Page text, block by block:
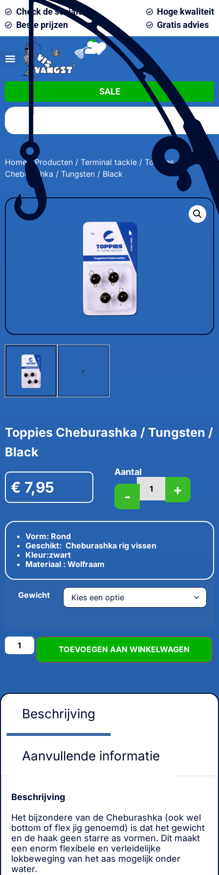
Check de socials
Beste prijzen
Hoge kwaliteit
Gratis advies
0
SALE
Home/Producten / Terminal tackle / Toppies
Cheburashka / Tungsten / Black
Toppies Cheburashka / Tungsten /
Black
€ 7,95
Aantal
- +
Vorm: Rond
Geschikt: Cheburashka rig vissen
Kleur:zwart
Materiaal : Wolfraam
Gewicht
TOEVOEGEN AAN WINKELWAGEN
Beschrijving
Aanvullende informatie
Beschrijving
Het bijzondere van de Cheburashka (ook wel
bottom of flex jig genoemd) is dat het gewicht
en de haak geen starre as vormen. Dit maakt
een enorm flexibele en verleidelijke
lokbeweging van het aas mogelijk onder
water.